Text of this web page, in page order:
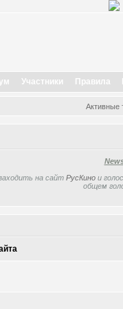
Участники Правила
Активные
на сайт РусКино и
общем